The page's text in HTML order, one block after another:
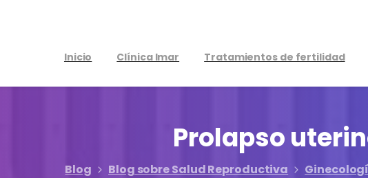
Inicio Clínica Imar Tratamientos de fertilidad
Prolapso
Blog Blog sobre Salud Reproductiva